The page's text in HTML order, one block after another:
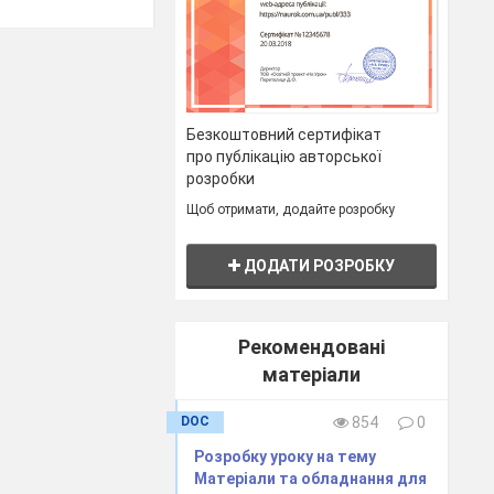
Безкоштовний сертифікат
про публікацію авторської
розробки
Щоб отримати, додайте розробку
ДОДАТИ РОЗРОБКУ
Рекомендовані
матеріали
DOC 854
0
Розробку уроку на тему
Матеріали та обладнання для